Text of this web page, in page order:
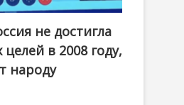
не достигла
целей в 2008 году,
народу